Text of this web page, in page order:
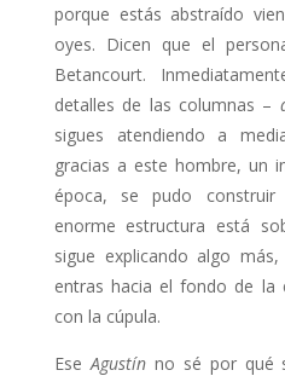
porque estás abstraído
oyes. Dicen que el
Betancourt.
detalles de las columnas –
sigues atendiendo a
gracias a este hombre, un
época, se pudo
enorme estructura está
sigue explicando algo
entras hacia el fondo de la
con la cúpula.
EseAgustínno sé por qué